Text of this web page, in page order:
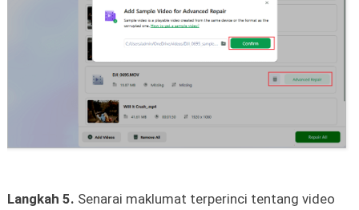
Langkah 5. Senarai maklumat terperinci tentang video